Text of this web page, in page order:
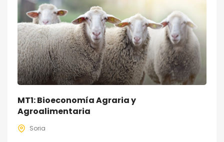
MT1: Bioeconomía Agraria y
Agroalimentaria
Soria